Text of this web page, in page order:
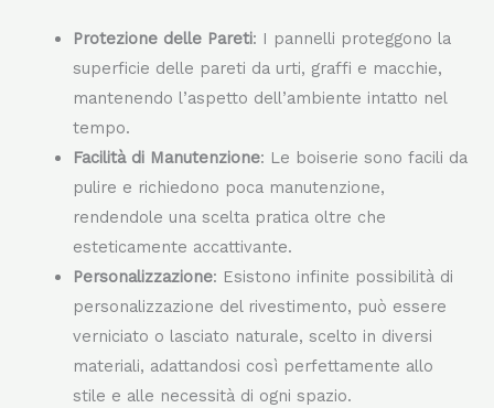
Protezione delle Pareti: I pannelli proteggono la
superficie delle pareti da urti, graffi e macchie,
mantenendo l’aspetto dell’ambiente intatto nel
tempo.
Facilità di Manutenzione: Le boiserie sono facili da
pulire e richiedono poca manutenzione,
rendendole una scelta pratica oltre che
esteticamente accattivante.
Personalizzazione: Esistono infinite possibilità di
personalizzazione del rivestimento, può essere
verniciato o lasciato naturale, scelto in diversi
materiali, adattandosi così perfettamente allo
stile e alle necessità di ogni spazio.